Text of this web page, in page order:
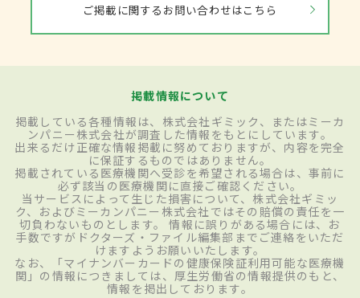
ご掲載に関するお問い合わせはこちら
掲載情報について
掲載している各種情報は、株式会社ギミック、またはミーカ
ンパニー株式会社が調査した情報をもとにしています。
出来るだけ正確な情報掲載に努めておりますが、内容を完全
に保証するものではありません。
掲載されている医療機関へ受診を希望される場合は、事前に
必ず該当の医療機関に直接ご確認ください。
当サービスによって生じた損害について、株式会社ギミッ
ク、およびミーカンパニー株式会社ではその賠償の責任を一
切負わないものとします。 情報に誤りがある場合には、お
手数ですがドクターズ・ファイル編集部までご連絡をいただ
けますようお願いいたします。
なお、「マイナンバーカードの健康保険証利用可能な医療機
関」の情報につきましては、厚生労働省の情報提供のもと、
情報を掲出しております。